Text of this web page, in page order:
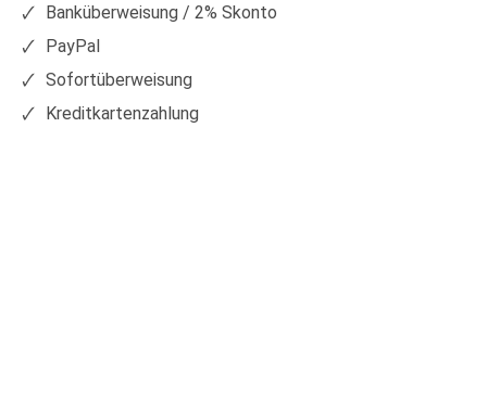
Banküberweisung / 2% Skonto
PayPal
Sofortüberweisung
Kreditkartenzahlung